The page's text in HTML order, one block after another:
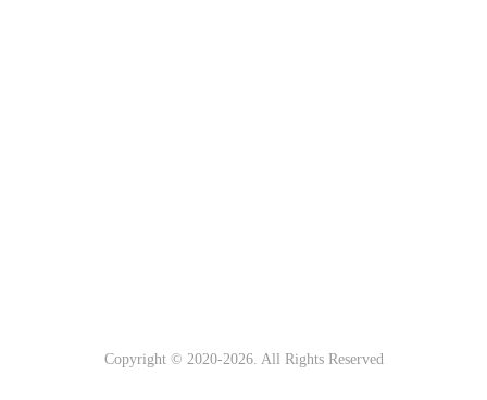
Copyright © 2020-2026. All Rights Reserved